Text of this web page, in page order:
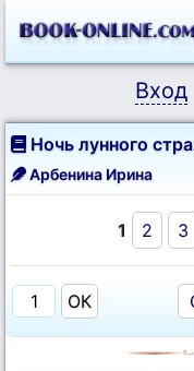
Вход
Ночь лунного
Арбенина Ирина
1 2 3